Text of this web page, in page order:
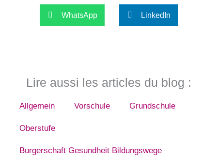
WhatsApp LinkedIn
Lire aussi les articles du blog :
Allgemein Vorschule Grundschule
Oberstufe
Burgerschaft Gesundheit Bildungswege